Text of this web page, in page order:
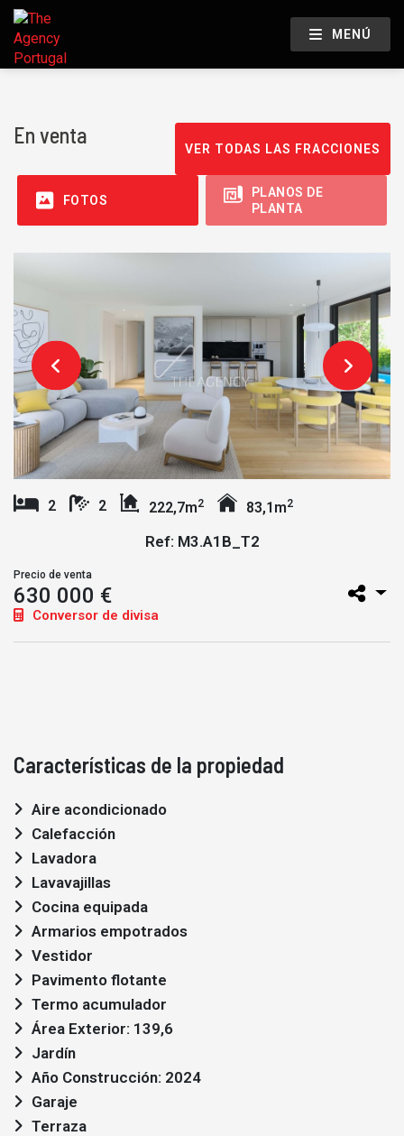
MENÚ
En venta
VER TODAS LAS FRACCIONES
FOTOS
PLANOS DE
PLANTA
2 2 222,7m2 83,1m2
Ref: M3.A1B_T2
Precio de venta
630 000 €
Conversor de divisa
Características de la propiedad
Aire acondicionado
Calefacción
Lavadora
Lavavajillas
Cocina equipada
Armarios empotrados
Vestidor
Pavimento flotante
Termo acumulador
Área Exterior: 139,6
Jardín
Año Construcción: 2024
Garaje
Terraza